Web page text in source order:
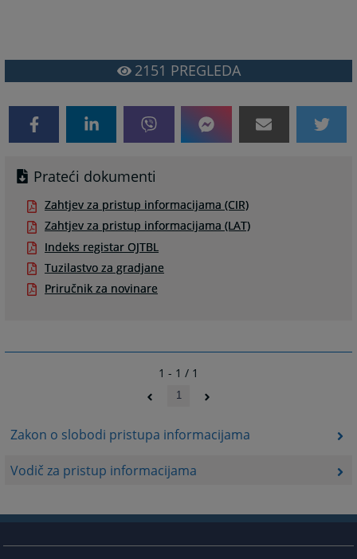
Zakon o slobodi pristupa informacijama
Vodič za pristup informacijama
2151 PREGLEDA
Prateći dokumenti
Zahtjev za pristup informacijama (CIR)
Zahtjev za pristup informacijama (LAT)
Indeks registar OJTBL
Tuzilastvo za gradjane
Priručnik za novinare
1 - 1 / 1
1